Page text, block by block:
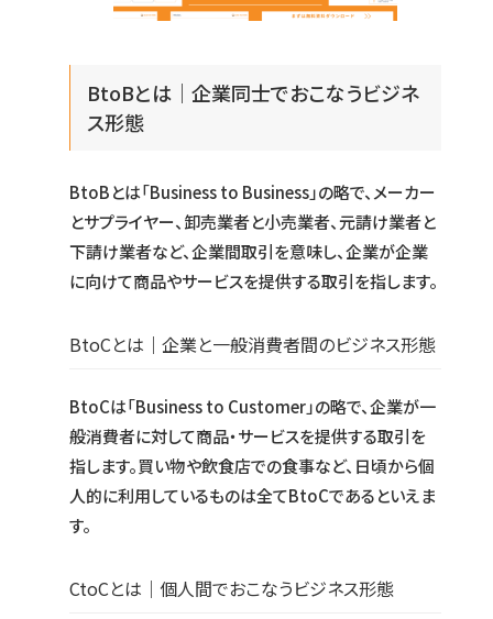
BtoBとは｜企業同士でおこなうビジネ
ス形態
BtoBとは「Business to Business」の略で、メーカー
とサプライヤー、卸売業者と小売業者、元請け業者と
下請け業者など、企業間取引を意味し、企業が企業
に向けて商品やサービスを提供する取引を指します。
BtoCとは｜企業と一般消費者間のビジネス形態
BtoCは「Business to Customer」の略で、企業が一
般消費者に対して商品・サービスを提供する取引を
指します。買い物や飲食店での食事など、日頃から個
人的に利用しているものは全てBtoCであるといえま
す。
CtoCとは｜個人間でおこなうビジネス形態